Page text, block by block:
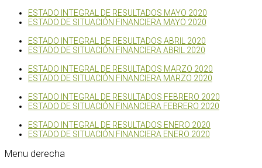
ESTADO INTEGRAL DE RESULTADOS MAYO 2020
ESTADO DE SITUACIÓN FINANCIERA MAYO 2020
ESTADO INTEGRAL DE RESULTADOS ABRIL 2020
ESTADO DE SITUACIÓN FINANCIERA ABRIL 2020
ESTADO INTEGRAL DE RESULTADOS MARZO 2020
ESTADO DE SITUACIÓN FINANCIERA MARZO 2020
ESTADO INTEGRAL DE RESULTADOS FEBRERO 2020
ESTADO DE SITUACIÓN FINANCIERA FEBRERO 2020
ESTADO INTEGRAL DE RESULTADOS ENERO 2020
ESTADO DE SITUACIÓN FINANCIERA ENERO 2020
Menu derecha